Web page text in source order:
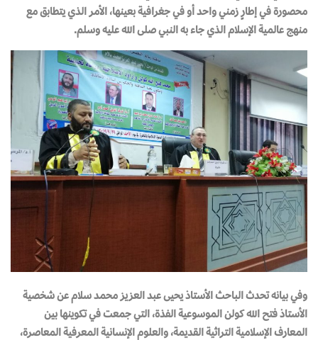
محصورة في إطارٍ زمني واحد أو في جغرافية بعينها، الأمر الذي يتطابق مع
منهج عالمية الإسلام الذي جاء به النبي صلى الله عليه وسلم.
وفي بيانه تحدث الباحث الأستاذ يحيى عبد العزيز محمد سلام عن شخصية
الأستاذ فتح الله كولن الموسوعية الفذة، التي جمعت في تكوينها بين
المعارف الإسلامية التراثية القديمة، والعلوم الإنسانية المعرفية المعاصرة،